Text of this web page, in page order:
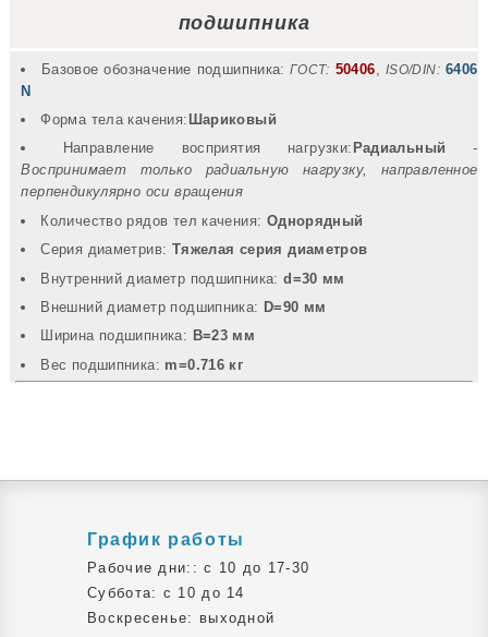
подшипника
Базовое обозначение подшипника: ГОСТ: 50406 ISO/DIN: 6406
N
Форма тела качения: Шариковый
Направление восприятия нагрузки: Радиальный
-
Воспринимает только радиальную нагрузку, направленное
перпендикулярно оси вращения
Количество рядов тел качения: Однорядный
Серия диаметрив: Тяжелая серия диаметров
Внутренний диаметр подшипника:d=30 мм
Внешний диаметр подшипника: D=90 мм
Ширина подшипника: B=23 мм
Вec подшипника: m=0.716 кг
График работы
Рабочие дни:: c 10 до 17-30
Суббота: c 10 до 14
Воскресенье: выходной